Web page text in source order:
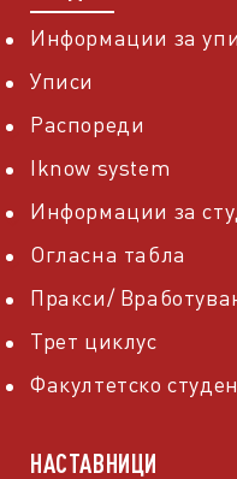
Информации за
Уписи
Распореди
Iknow system
Информации за
Огласна табла
Пракси/
Трет циклус
Факултетско
НАСТАВНИЦИ